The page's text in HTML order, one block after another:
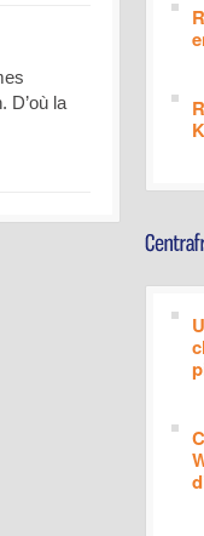
D’où la